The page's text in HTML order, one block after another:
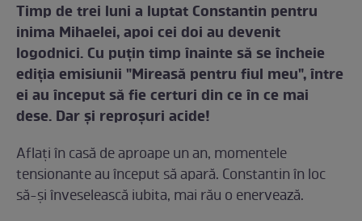
Timp de trei luni a luptat Constantin pentru
inima Mihaelei, apoi cei doi au devenit
logodnici. Cu puţin timp înainte să se încheie
ediţia emisiunii "Mireasă pentru fiul meu", între
ei au început să fie certuri din ce în ce mai
dese. Dar şi reproşuri acide!
Aflaţi în casă de aproape un an, momentele
tensionante au început să apară. Constantin în loc
să-şi înveselească iubita, mai rău o enervează.